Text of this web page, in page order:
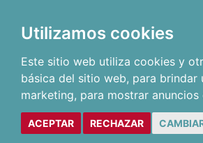
Utilizamos cookies
Este sitio web utiliza cookies y
básica del sitio web, para brindar
marketing, para mostrar
ACEPTAR RECHAZAR